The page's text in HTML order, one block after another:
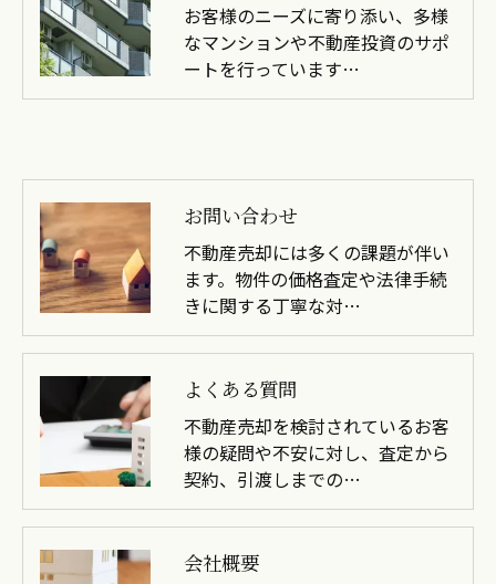
お客様のニーズに寄り添い、多様
なマンションや不動産投資のサポ
ートを行っています…
お問い合わせ
不動産売却には多くの課題が伴い
ます。物件の価格査定や法律手続
きに関する丁寧な対…
よくある質問
不動産売却を検討されているお客
様の疑問や不安に対し、査定から
契約、引渡しまでの…
会社概要